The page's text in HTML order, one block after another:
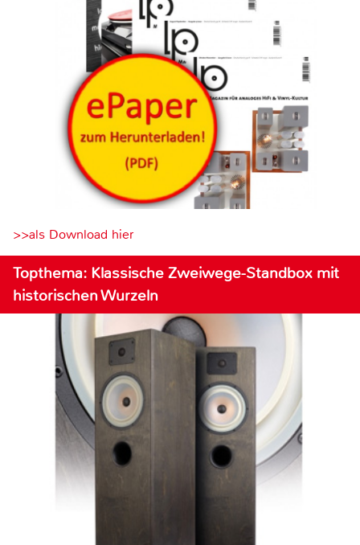
>>als Download hier
Topthema: Klassische Zweiwege-Standbox mit
historischen Wurzeln